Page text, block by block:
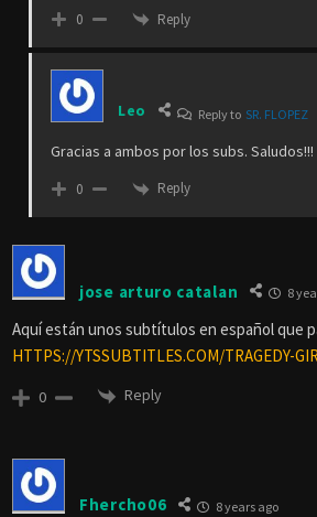
0 Reply
Leo Reply to SR. FLOPEZ
Gracias a ambos por los subs. Saludos!!!
0 Reply
jose arturo catalan 8
Aquí están unos subtítulos en español que
HTTPS://YTSSUBTITLES.COM/TRAGEDY-
0 Reply
Fhercho06 8 years ago